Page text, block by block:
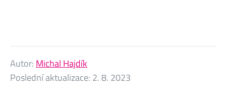
Autor: Michal Hajdík
Poslední aktualizace: 2. 8. 2023